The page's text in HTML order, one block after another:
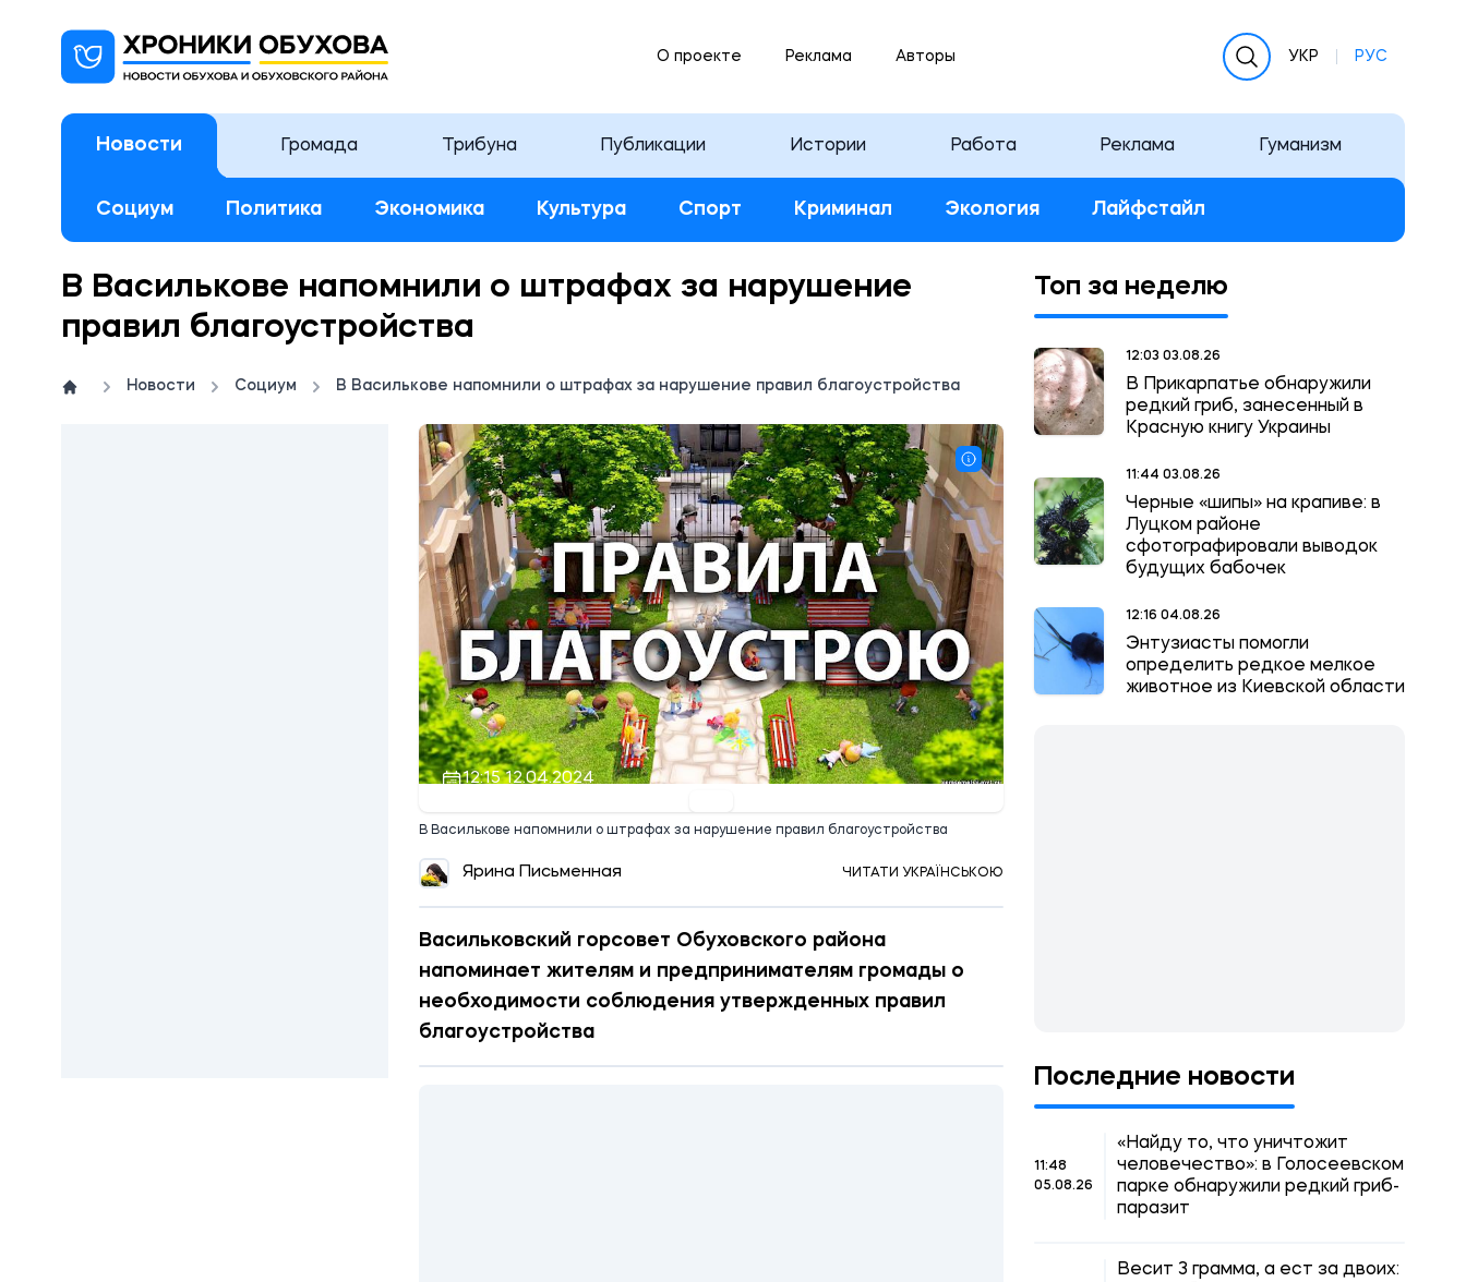
О проекте Реклама Авторы УКР РУС
Новости Громада Трибуна Публикации Истории Работа Реклама Гуманизм
Социум Политика Экономика Культура Спорт Криминал Экология Лайфстайл
В Василькове напомнили о штрафах за нарушение
правил благоустройства
Новости Социум В Василькове напомнили о штрафах за нарушение правил благоустройства
12:15 12.04.2024
В Василькове напомнили о штрафах за нарушение правил благоустройства
Ярина Письменная ЧИТАТИ УКРАЇНСЬКОЮ
Васильковский горсовет Обуховского района
напоминает жителям и предпринимателям громады о
необходимости соблюдения утвержденных правил
благоустройства
Топ за неделю
12:03 03.08.26
В Прикарпатье обнаружили
редкий гриб, занесенный в
Красную книгу Украины
11:44 03.08.26
Черные «шипы» на крапиве: в
Луцком районе
сфотографировали выводок
будущих бабочек
12:16 04.08.26
Энтузиасты помогли
определить редкое мелкое
животное из Киевской области
Последние новости
11:48
05.08.26
«Найду то, что уничтожит
человечество»: в Голосеевском
парке обнаружили редкий гриб-
паразит
Весит 3 грамма, а ест за двоих: